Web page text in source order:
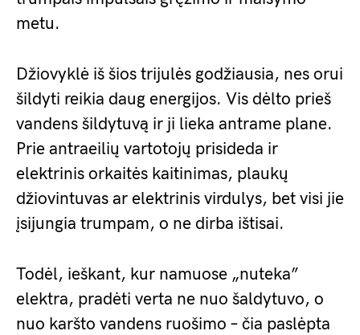
metu.
Džiovyklė iš šios trijulės godžiausia, nes orui
šildyti reikia daug energijos. Vis dėlto prieš
vandens šildytuvą ir ji lieka antrame plane.
Prie antraeilių vartotojų prisideda ir
elektrinis orkaitės kaitinimas, plaukų
džiovintuvas ar elektrinis virdulys, bet visi jie
įsijungia trumpam, o ne dirba ištisai.
Todėl, ieškant, kur namuose „nuteka”
elektra, pradėti verta ne nuo šaldytuvo, o
nuo karšto vandens ruošimo – čia paslėpta